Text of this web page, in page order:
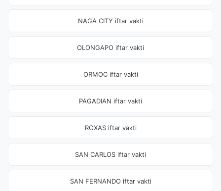
NAGA CITY iftar vakti
OLONGAPO iftar vakti
ORMOC iftar vakti
PAGADIAN iftar vakti
ROXAS iftar vakti
SAN CARLOS iftar vakti
SAN FERNANDO iftar vakti